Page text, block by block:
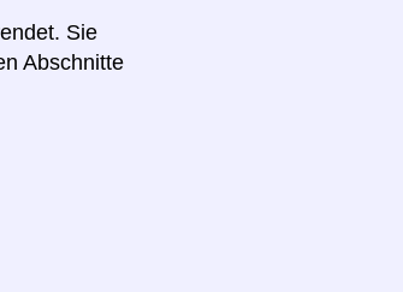
Sie
Abschnitte